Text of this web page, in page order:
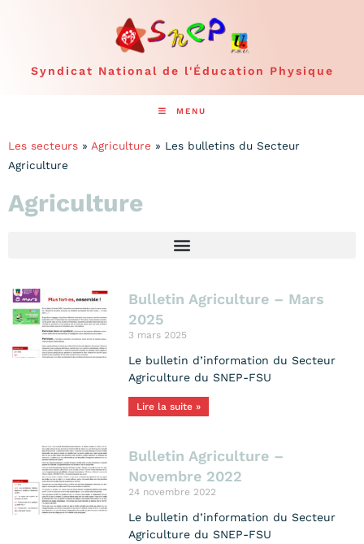
Syndicat National de l'Éducation Physique
MENU
Les secteurs » Agriculture » Les bulletins du Secteur
Agriculture
Agriculture
Bulletin Agriculture – Mars
2025
3 mars 2025
Le bulletin d’information du Secteur
Agriculture du SNEP-FSU
Lire la suite »
Bulletin Agriculture –
Novembre 2022
24 novembre 2022
Le bulletin d’information du Secteur
Agriculture du SNEP-FSU